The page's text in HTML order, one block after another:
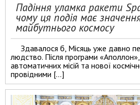
Падіння уламка ракети
чому ця подія має
майбутнього космосу
Здавалося б, Місяць уже давно
людство. Після програми
автоматичних місій та нової
провідними […]